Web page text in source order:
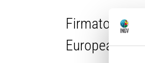
Firmato
Europea